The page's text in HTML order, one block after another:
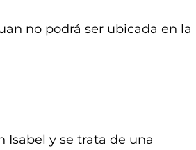
no podrá ser ubicada en la
Isabel y se trata de una